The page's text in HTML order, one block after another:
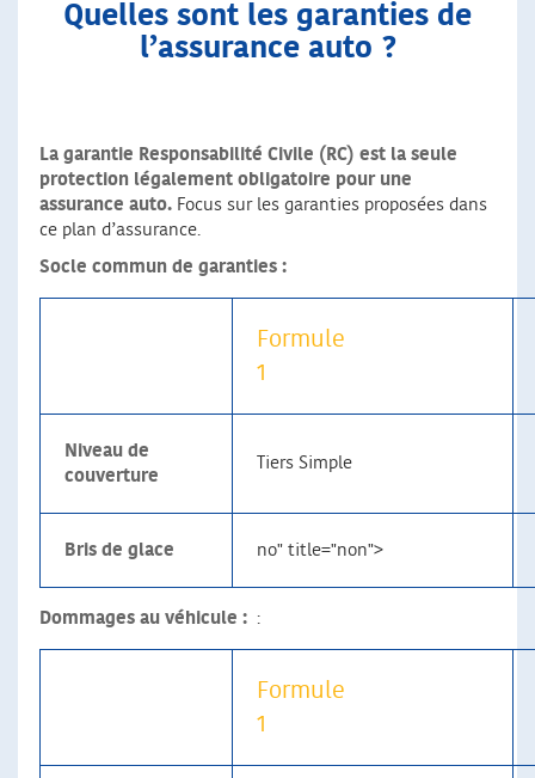
Quelles sont les garanties de
l’assurance auto ?
La garantie Responsabilité Civile (RC) est la seule
protection légalement obligatoire pour une
assurance auto. Focus sur les garanties proposées dans
ce plan d’assurance.
Socle commun de garanties :
Formule
1
Niveau de
couverture
Tiers Simple
Bris de glace no" title="non">
Dommages au véhicule : :
Formule
1